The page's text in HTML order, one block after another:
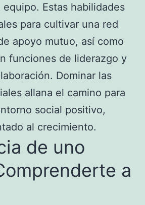
Estas habilidades
para cultivar una red
apoyo mutuo, así como
funciones de liderazgo y
Dominar las
allana el camino para
social positivo,
al crecimiento.
de uno
a